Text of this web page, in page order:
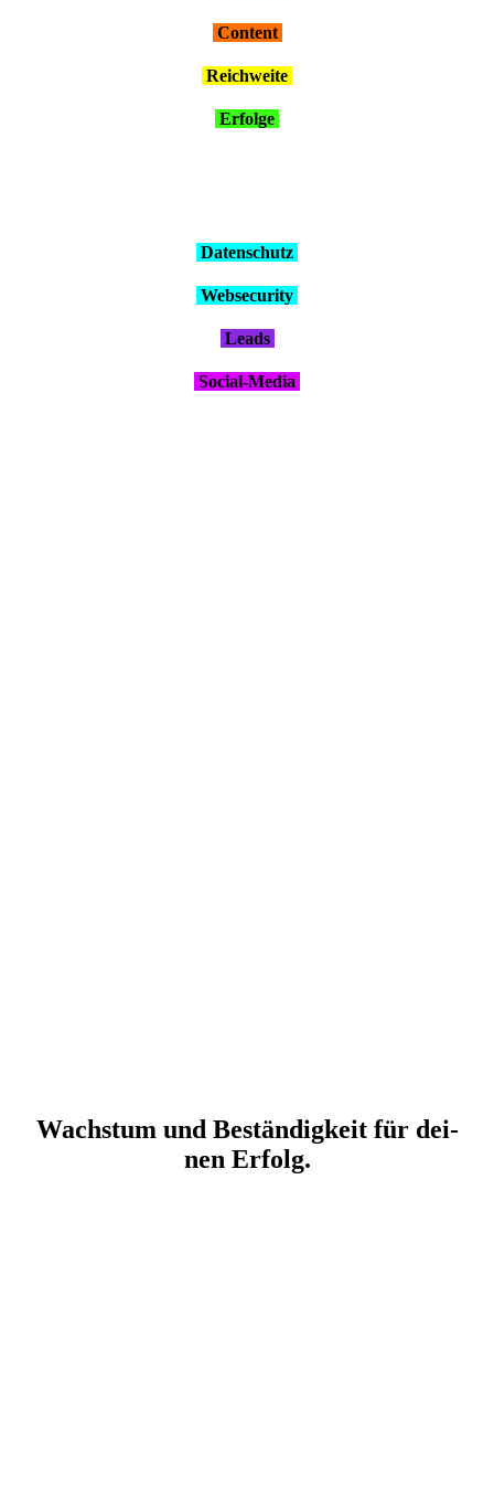
Con­tent
Reich­wei­te
Erfol­ge
Daten­schutz
Web­se­cu­ri­ty
Leads
Social-Media
Wachs­tum und Bestän­dig­keit für dei­
nen Erfolg.